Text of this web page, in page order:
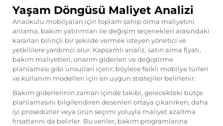
Yaşam Döngüsü Maliyet Analizi
Anaokulu mobilyaları için toplam sahip olma maliyetini
anlama, bakım yatırımları ile değişim seçenekleri arasındaki
kararları bilinçli bir şekilde vermek isteyen yönetici ve
yetkililere yardımcı olur. Kapsamlı analiz, satın alma fiyatı,
bakım maliyetleri, onarım giderleri ve değiştirme
planlaması gibi unsurları içerir; böylece farklı mobilya türleri
ve kullanım modelleri için en uygun stratejiler belirlenir.
Bakım giderlerinin zaman içinde takibi, gelecekteki bütçe
planlamasını bilgilendiren desenleri ortaya çıkarırken; daha
iyi prosedürler veya ürün seçimi yoluyla maliyet azaltma
fırsatlarını da belirler. Bu veriler, bakım programlarına